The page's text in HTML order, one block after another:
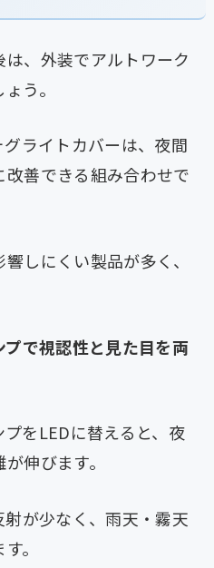
、外装でアルトワーク
う。
ライトカバーは、夜間
善できる組み合わせで
しにくい製品が多く、
で視認性と見た目を両
をLEDに替えると、夜
伸びます。
が少なく、雨天・霧天
。